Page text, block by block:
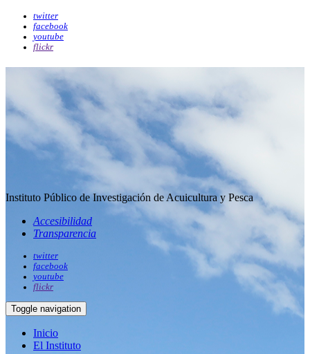
twitter
facebook
youtube
flickr
Instituto Público de Investigación de Acuicultura y Pesca
Accesibilidad
Transparencia
twitter
facebook
youtube
flickr
Toggle navigation
Inicio
El Instituto